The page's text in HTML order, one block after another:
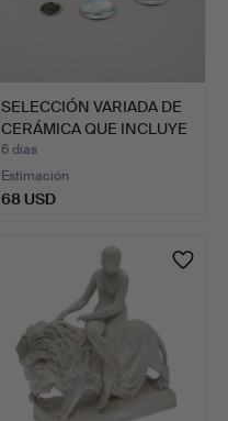
SELECCIÓN VARIADA DE
CERÁMICA QUE INCLUYE
…
6 días
Estimación
68 USD